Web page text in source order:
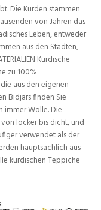
Die Kurden stammen
von Jahren das
Leben, entweder
aus den Städten,
Kurdische
zu 100%
aus den eigenen
Bidjars finden Sie
immer Wolle. Die
locker bis dicht, und
verwendet als der
hauptsächlich aus
kurdischen Teppiche